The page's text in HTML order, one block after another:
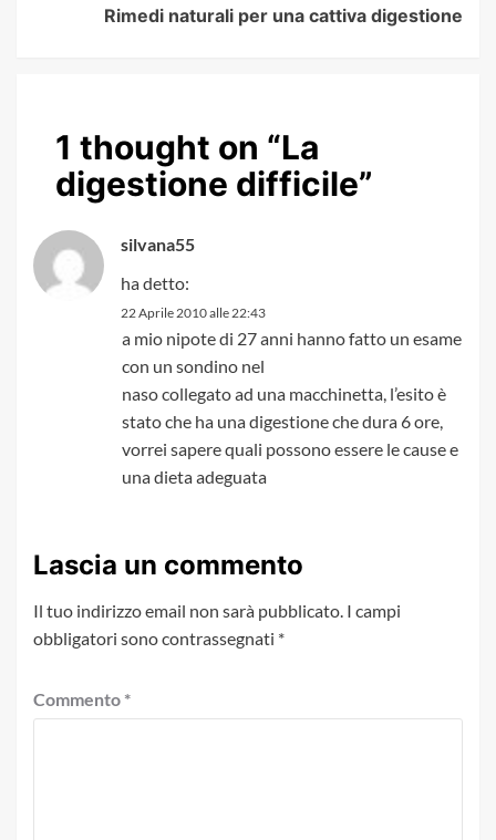
Rimedi naturali per una cattiva digestione
1 thought on “La
digestione difficile”
silvana55
ha detto:
22 Aprile 2010 alle 22:43
a mio nipote di 27 anni hanno fatto un esame
con un sondino nel
naso collegato ad una macchinetta, l’esito è
stato che ha una digestione che dura 6 ore,
vorrei sapere quali possono essere le cause e
una dieta adeguata
Lascia un commento
Il tuo indirizzo email non sarà pubblicato. I campi
obbligatori sono contrassegnati *
Commento *